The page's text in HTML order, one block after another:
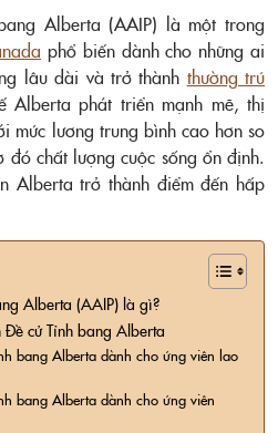
Alberta (AAIP) là một trong
phổ biến dành cho những ai
lâu dài và trở thành thường trú
Alberta phát triển mạnh mẽ, thị
mức lương trung bình cao hơn so
chất lượng cuộc sống ổn định.
Alberta trở thành điểm đến hấp
Alberta (AAIP) là gì?
cử Tỉnh bang Alberta
bang Alberta dành cho ứng viên lao
bang Alberta dành cho ứng viên